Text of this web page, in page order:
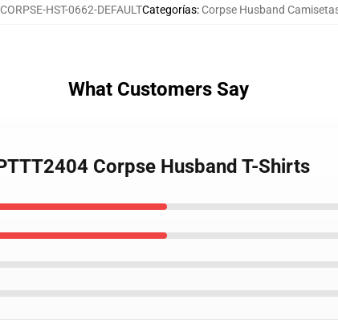
CORPSE-HST-0662-DEFAULTCategorías: Corpse Husband
What Customers Say
Corpse Husband T-Shirts